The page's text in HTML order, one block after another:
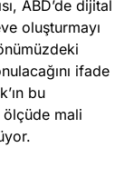
ABD’de dijital
oluşturmayı
ifade
bu
mali